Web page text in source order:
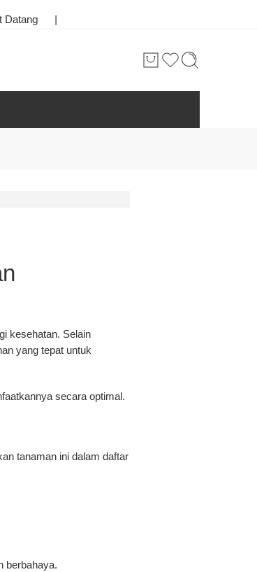
|
kesehatan. Selain
yang tepat untuk
secara optimal.
tanaman ini dalam daftar
berbahaya.